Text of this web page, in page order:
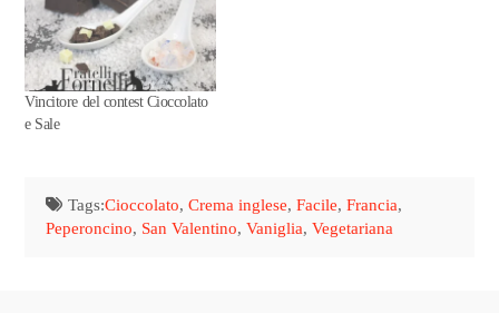
Vincitore del contest Cioccolato
e Sale
Tags:Cioccolato, Crema inglese, Facile, Francia,
Peperoncino, San Valentino,Vaniglia,Vegetariana